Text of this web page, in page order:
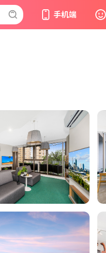
手机端